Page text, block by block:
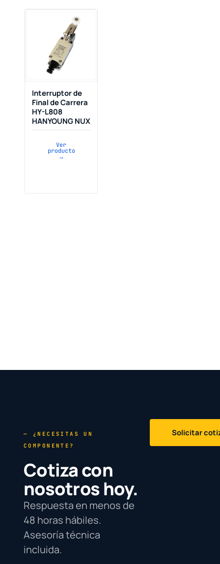
Interruptor de
Final de Carrera
HY-L808
HANYOUNG NUX
Ver
producto
→
— ¿NECESITAS UN
COMPONENTE?
Cotiza con
nosotros hoy.
Respuesta en menos de
48 horas hábiles.
Asesoría técnica
incluida.
Solicitar